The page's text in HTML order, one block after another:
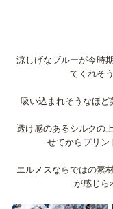
涼しげなブルーが今時
てくれそ
吸い込まれそうなほど
透け感のあるシルクの
せてからプリン
エルメスならではの素
が感じら